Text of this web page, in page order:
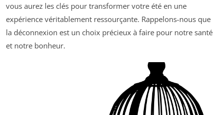
vous aurez les clés pour transformer votre été en une
expérience véritablement ressourçante. Rappelons-nous que
la déconnexion est un choix précieux à faire pour notre santé
et notre bonheur.